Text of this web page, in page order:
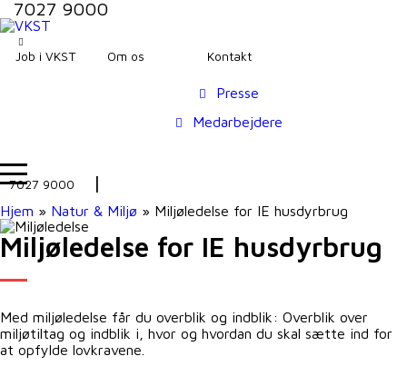
7027 9000
Job i VKST Om os Kontakt
Presse
Medarbejdere
7027 9000
Hjem » Natur & Miljø » Miljøledelse for IE husdyrbrug
Miljøledelse for IE husdyrbrug
Med miljøledelse får du overblik og indblik: Overblik over
miljøtiltag og indblik i, hvor og hvordan du skal sætte ind for
at opfylde lovkravene.